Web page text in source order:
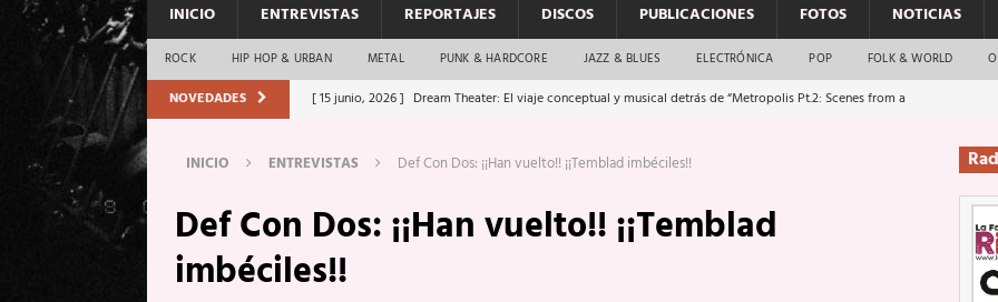
INICIO ENTREVISTAS REPORTAJES DISCOS PUBLICACIONES FOTOS NOTICIAS
ROCK HIP HOP & URBAN METAL PUNK & HARDCORE JAZZ & BLUES ELECTRÓNICA POP FOLK & WORLD
NOVEDADES [ 15 junio, 2026 ] Dream Theater: El viaje conceptual y musical detrás de “Metropolis Pt.2: Scenes from a
[ 11 junio, 2026 ] Vamos Con Todo: El rock urbano sigue en buenas manos
[ 1 junio, 2026 ]
Ave Exsilyum, los que van a escucharte te saludan
ENTREVISTAS
[ 24 mayo, 2026 ]
Iron Maiden: Música y arte que forjaron un mito
[ 20 mayo, 2026 ]
INICIO ENTREVISTAS Def Con Dos: ¡¡Han vuelto!! ¡¡Temblad imbéciles!!
Def Con Dos: ¡¡Han vuelto!! ¡¡Temblad
imbéciles!!